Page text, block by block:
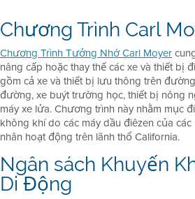
Chương Trình Carl
Chương Trình Tưởng Nhớ Carl Moyer
nâng cấp hoặc thay thế các xe và thiết bị
gồm cả xe và thiết bị lưu thông trên
đường, xe buýt trường học, thiết bị nông
máy xe lửa. Chương trình này nhằm mục
không khí do các máy dầu điêzen của
nhân hoạt động trên lãnh thổ California.
Ngân sách Khuyến
Di Động